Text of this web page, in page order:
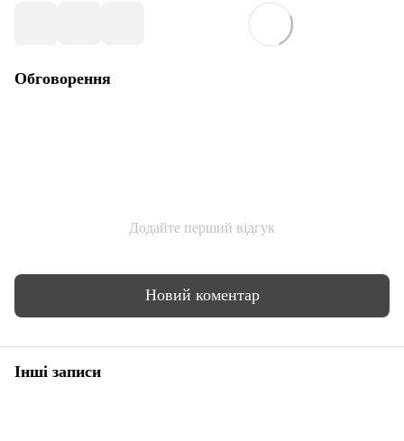
Обговорення
Додайте перший відгук
Новий коментар
Інші записи